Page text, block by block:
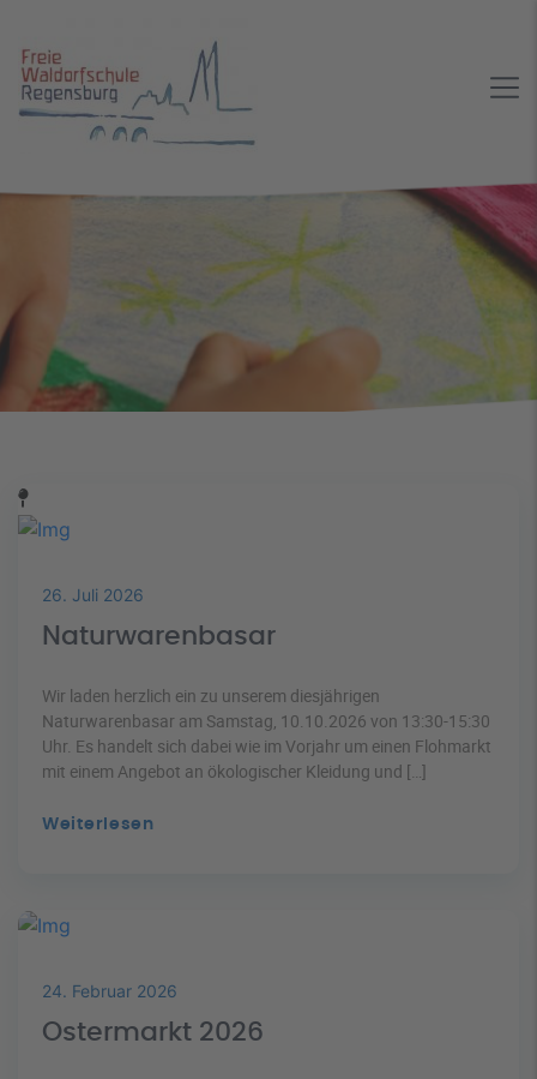
26. Juli 2026
Naturwarenbasar
Wir laden herzlich ein zu unserem diesjährigen
Naturwarenbasar am Samstag, 10.10.2026 von 13:30-15:30
Uhr. Es handelt sich dabei wie im Vorjahr um einen Flohmarkt
mit einem Angebot an ökologischer Kleidung und […]
24. Februar 2026
Ostermarkt 2026